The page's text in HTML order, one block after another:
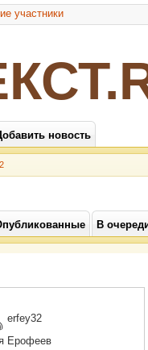
участники
новость
В
erfey32
Ерофеев